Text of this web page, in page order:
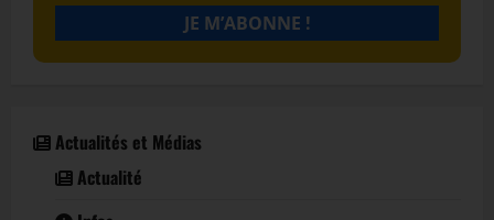
Actualités et Médias
Actualité